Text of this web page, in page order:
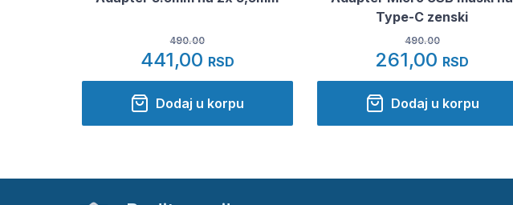
490.00
441,00 RSD
Dodaj u korpu
Type-C zenski
490.00
261,00 RSD
Dodaj u korpu